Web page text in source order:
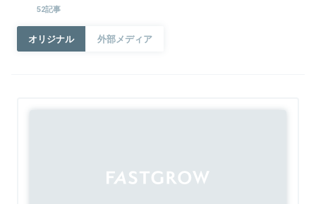
52記事
オリジナル 外部メディア